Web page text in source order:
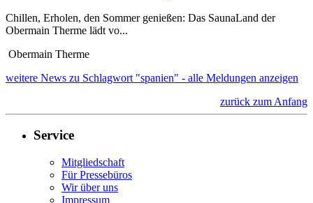
Chillen, Erholen, den Sommer genießen: Das SaunaLand der
Obermain Therme lädt vo...
Obermain Therme
weitere News zu Schlagwort "spanien" - alle Meldungen anzeigen
zurück zum Anfang
Service
Mitgliedschaft
Für Pressebüros
Wir über uns
Impressum